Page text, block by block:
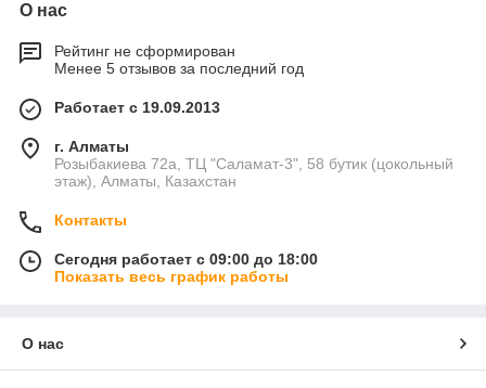
О нас
Рейтинг не сформирован
Менее 5 отзывов за последний год
Работает с 19.09.2013
г. Алматы
Розыбакиева 72а, ТЦ "Саламат-3", 58 бутик (цокольный
этаж), Алматы, Казахстан
Контакты
Сегодня работает с 09:00 до 18:00
Показать весь график работы
О нас